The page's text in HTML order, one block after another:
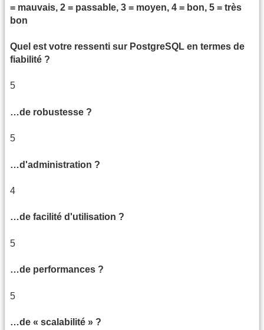
= mauvais, 2 = passable, 3 = moyen, 4 = bon, 5 = très
bon
Quel est votre ressenti sur PostgreSQL en termes de
fiabilité ?
5
…de robustesse ?
5
…d'administration ?
4
…de facilité d'utilisation ?
5
…de performances ?
5
…de « scalabilité » ?